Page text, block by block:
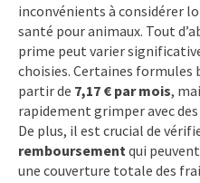
inconvénients à considérer
santé pour animaux. Tout
prime peut varier
choisies. Certaines formules
partir de 7,17 € par mois,
rapidement grimper avec
De plus, il est crucial de
remboursement qui
une couverture totale des